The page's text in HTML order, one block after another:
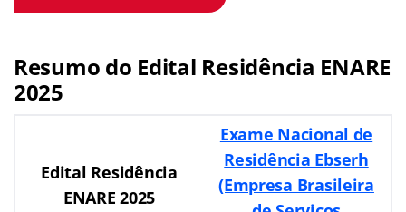
Resumo do Edital Residência ENARE
2025
Edital Residência
ENARE 2025
Exame Nacional de
Residência Ebserh
(Empresa Brasileira